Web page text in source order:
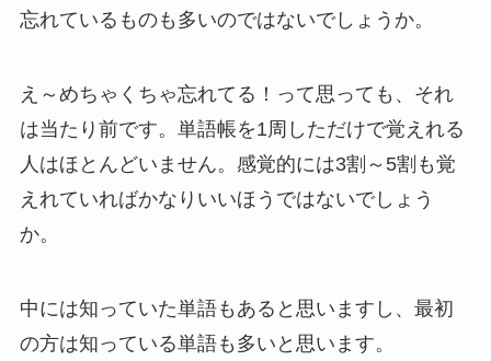
忘れているものも多いのではないでしょうか。
え～めちゃくちゃ忘れてる！って思っても、それ
は当たり前です。単語帳を1周しただけで覚えれる
人はほとんどいません。感覚的には3割～5割も覚
えれていればかなりいいほうではないでしょう
か。
中には知っていた単語もあると思いますし、最初
の方は知っている単語も多いと思います。